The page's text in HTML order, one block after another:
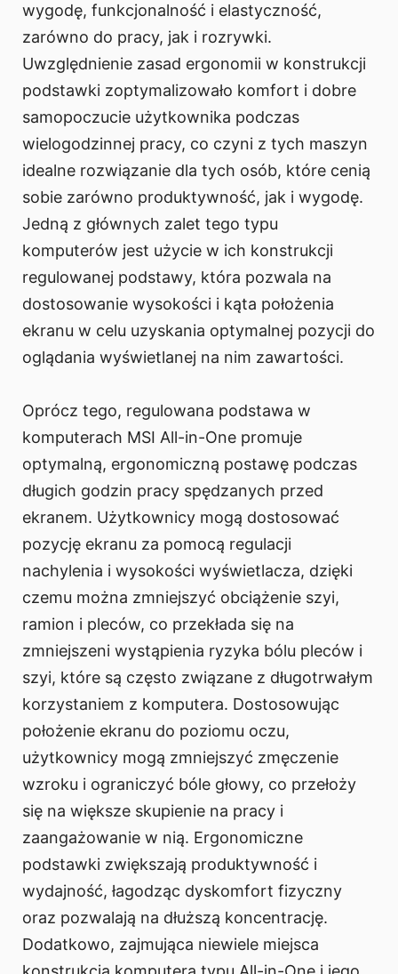
wygodę, funkcjonalność i elastyczność,
zarówno do pracy, jak i rozrywki.
Uwzględnienie zasad ergonomii w konstrukcji
podstawki zoptymalizowało komfort i dobre
samopoczucie użytkownika podczas
wielogodzinnej pracy, co czyni z tych maszyn
idealne rozwiązanie dla tych osób, które cenią
sobie zarówno produktywność, jak i wygodę.
Jedną z głównych zalet tego typu
komputerów jest użycie w ich konstrukcji
regulowanej podstawy, która pozwala na
dostosowanie wysokości i kąta położenia
ekranu w celu uzyskania optymalnej pozycji do
oglądania wyświetlanej na nim zawartości.
Oprócz tego, regulowana podstawa w
komputerach MSI All-in-One promuje
optymalną, ergonomiczną postawę podczas
długich godzin pracy spędzanych przed
ekranem. Użytkownicy mogą dostosować
pozycję ekranu za pomocą regulacji
nachylenia i wysokości wyświetlacza, dzięki
czemu można zmniejszyć obciążenie szyi,
ramion i pleców, co przekłada się na
zmniejszeni wystąpienia ryzyka bólu pleców i
szyi, które są często związane z długotrwałym
korzystaniem z komputera. Dostosowując
położenie ekranu do poziomu oczu,
użytkownicy mogą zmniejszyć zmęczenie
wzroku i ograniczyć bóle głowy, co przełoży
się na większe skupienie na pracy i
zaangażowanie w nią. Ergonomiczne
podstawki zwiększają produktywność i
wydajność, łagodząc dyskomfort fizyczny
oraz pozwalają na dłuższą koncentrację.
Dodatkowo, zajmująca niewiele miejsca